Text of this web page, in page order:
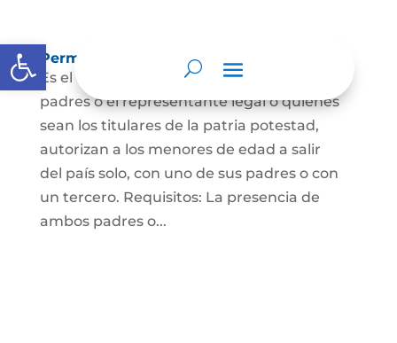
Abrir barra de herramientas
Permisos de salida de país temporal
Es el documento mediante el cual los
padres o el representante legal o quienes
sean los titulares de la patria potestad,
autorizan a los menores de edad a salir
del país solo, con uno de sus padres o con
un tercero. Requisitos: La presencia de
ambos padres o...